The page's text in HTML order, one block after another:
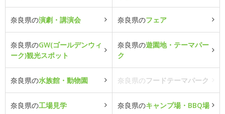
奈良県の演劇・講演会 奈良県のフェア
奈良県のGW(ゴールデンウィ
ーク)観光スポット
奈良県の遊園地・テーマパー
ク
奈良県の水族館・動物園 奈良県のフードテーマパーク
奈良県の工場見学 奈良県のキャンプ場・BBQ場